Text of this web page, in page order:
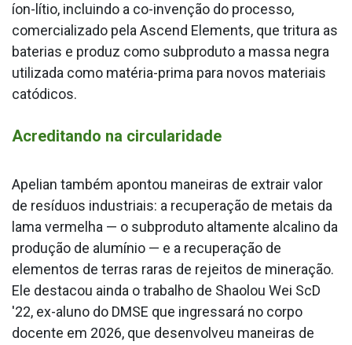
íon-lítio, incluindo a co-invenção do processo,
comercializado pela Ascend Elements, que tritura as
baterias e produz como subproduto a massa negra
utilizada como matéria-prima para novos materiais
catódicos.
Acreditando na circularidade
Apelian também apontou maneiras de extrair valor
de resíduos industriais: a recuperação de metais da
lama vermelha — o subproduto altamente alcalino da
produção de alumínio — e a recuperação de
elementos de terras raras de rejeitos de mineração.
Ele destacou ainda o trabalho de Shaolou Wei ScD
'22, ex-aluno do DMSE que ingressará no corpo
docente em 2026, que desenvolveu maneiras de